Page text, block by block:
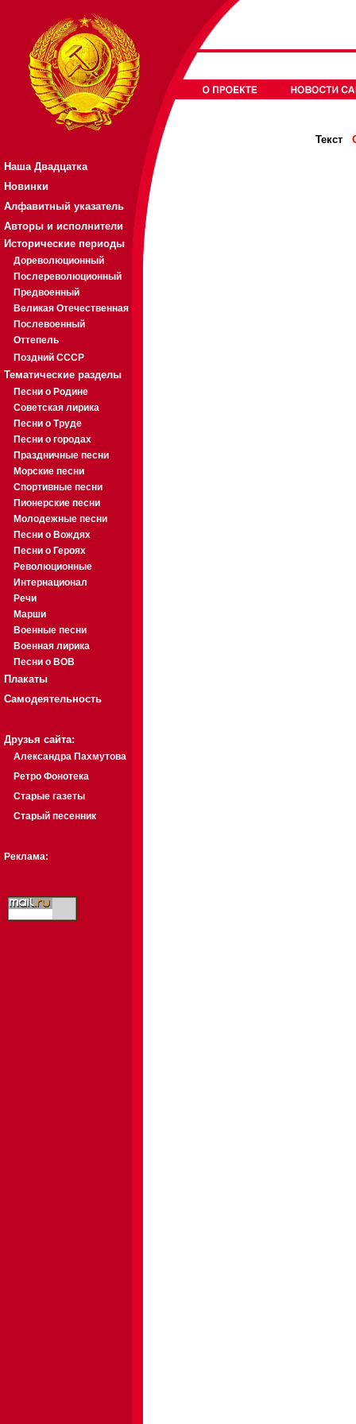
Наша Двадцатка
Новинки
Алфавитный указатель
Авторы и исполнители
Исторические периоды
Дореволюционный
Послереволюционный
Предвоенный
Великая Отечественная
Послевоенный
Оттепель
Поздний СССР
Тематические разделы
Песни о Родине
Советская лирика
Песни о Труде
Песни о городах
Праздничные песни
Морские песни
Спортивные песни
Пионерские песни
Молодежные песни
Песни о Вождях
Песни о Героях
Революционные
Интернационал
Речи
Марши
Военные песни
Военная лирика
Песни о ВОВ
Плакаты
Самодеятельность
Друзья сайта:
Александра Пахмутова
Ретро Фонотека
Старые газеты
Старый песенник
Реклама:
Текст